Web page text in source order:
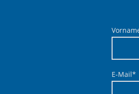
E-Mail*